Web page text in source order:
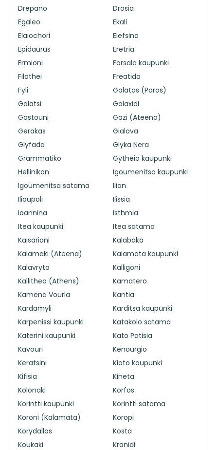
Drepano
Drosia
Egaleo
Ekali
Elaiochori
Elefsina
Epidaurus
Eretria
Ermioni
Farsala kaupunki
Filothei
Freatida
Fyli
Galatas (Poros)
Galatsi
Galaxidi
Gastouni
Gazi (Ateena)
Gerakas
Gialova
Glyfada
Glyka Nera
Grammatiko
Gytheio kaupunki
Hellinikon
Igoumenitsa kaupunki
Igoumenitsa satama
Ilion
Ilioupoli
Ilissia
Ioannina
Isthmia
Itea kaupunki
Itea satama
Kaisariani
Kalabaka
Kalamaki (Ateena)
Kalamata kaupunki
Kalavryta
Kalligoni
Kallithea (Athens)
Kamatero
Kamena Vourla
Kantia
Kardamyli
Karditsa kaupunki
Karpenissi kaupunki
Katakolo satama
Katerini kaupunki
Kato Patisia
Kavouri
Kenourgio
Keratsini
Kiato kaupunki
Kifisia
Kineta
Kolonaki
Korfos
Korintti kaupunki
Korintti satama
Koroni (Kalamata)
Koropi
Korydallos
Kosta
Koukaki
Kranidi